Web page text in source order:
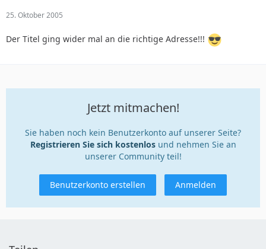
25. Oktober 2005
Der Titel ging wider mal an die richtige Adresse!!!
Jetzt mitmachen!
Sie haben noch kein Benutzerkonto auf unserer Seite?
Registrieren Sie sich kostenlosund nehmen Sie an
unserer Community teil!
Benutzerkonto erstellen Anmelden